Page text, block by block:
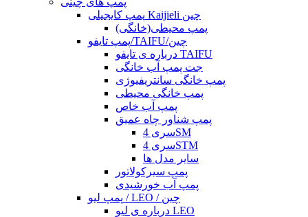
پمپ کایجیلی Kaijieli چین
پمپ محیطی(خانگی)
پمپ تایفو/TAIFU/چین
درباره ی تایفو TAIFU
جت پمپ آب خانگی
پمپ خانگی سانتریفیوژی
پمپ خانگی محیطی
پمپ آب خاص
پمپ شناور چاه عمیق
سری 4SM
سری 4STM
سایر مدل ها
پمپ سیرکولاتور
پمپ آب خورشیدی
پمپ لیو / LEO / چین
درباره ی لیو LEO